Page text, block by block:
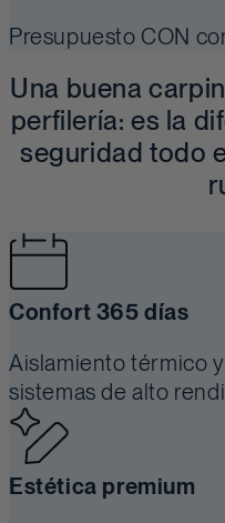
Presupuesto CON
Una buena
perfilería: es la
seguridad todo
Confort 365 días
Aislamiento térmico
sistemas de alto
Estética premium